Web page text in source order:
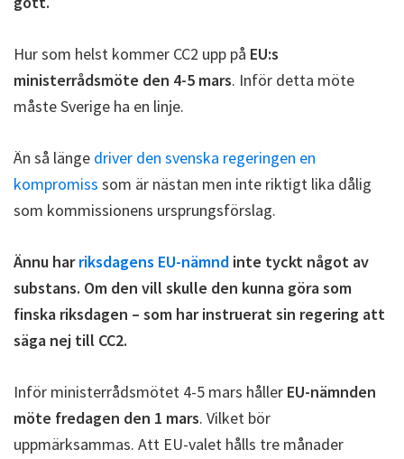
Hur som helst kommer CC2 upp på EU:s
ministerrådsmöte den 4-5 mars. Inför detta möte
måste Sverige ha en linje.
Än så länge driver den svenska regeringen en
kompromiss som är nästan men inte riktigt lika dålig
som kommissionens ursprungsförslag.
Ännu harriksdagens EU-nämnd inte tyckt något av
substans. Om den vill skulle den kunna göra som
finska riksdagen – som har instruerat sin regering att
säga nej till CC2.
Inför ministerrådsmötet 4-5 mars håller EU-nämnden
möte fredagen den 1 mars. Vilket bör
uppmärksammas. Att EU-valet hålls tre månader